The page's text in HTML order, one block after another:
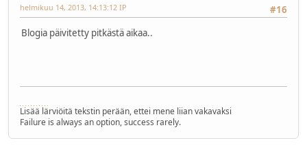
#16
helmikuu 14, 2013, 14:13:12 IP
Blogia päivitetty pitkästä aikaa..
Lisää lärviöitä tekstin perään, ettei mene liian vakavaksi
Failure is always an option, success rarely.